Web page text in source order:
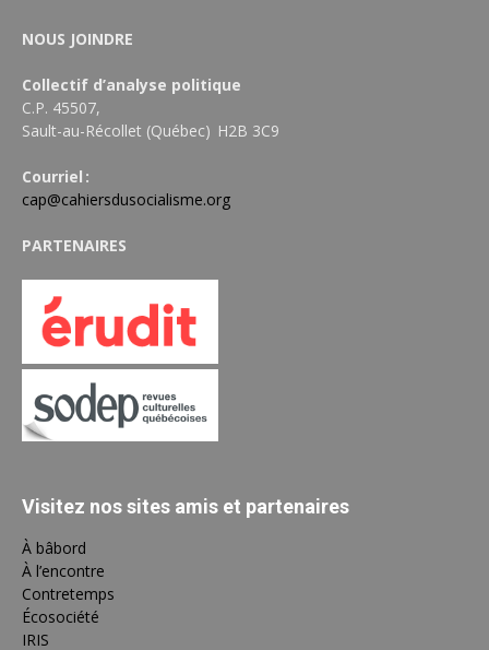
NOUS JOINDRE
Collectif d’analyse politique
C.P. 45507,
Sault-au-Récollet (Québec) H2B 3C9
Courriel :
cap@cahiersdusocialisme.org
PARTENAIRES
Visitez nos sites amis et partenaires
À bâbord
À l’encontre
Contretemps
Écosociété
IRIS